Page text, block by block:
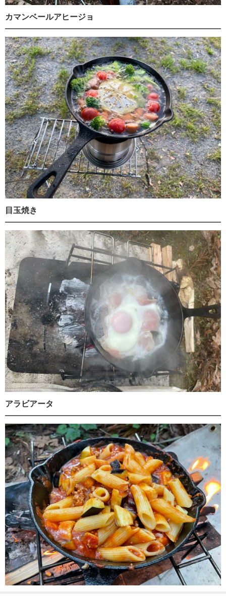
カマンベールアヒージョ
目玉焼き
アラビアータ